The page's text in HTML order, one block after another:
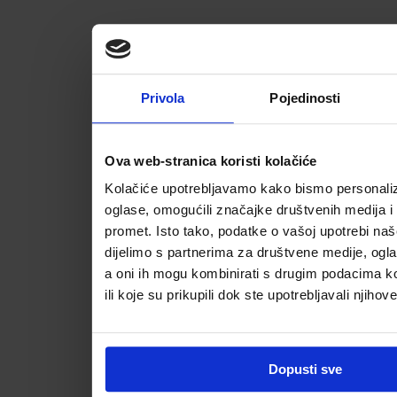
Privola Pojedinosti
Ova web-stranica koristi kolačiće
Kolačiće upotrebljavamo kako bismo
oglase, omogućili značajke društvenih medija i
promet. Isto tako, podatke o vašoj upotrebi
dijelimo s partnerima za društvene medije,
a oni ih mogu kombinirati s drugim podacima
ili koje su prikupili dok ste upotrebljavali
Dopusti sve